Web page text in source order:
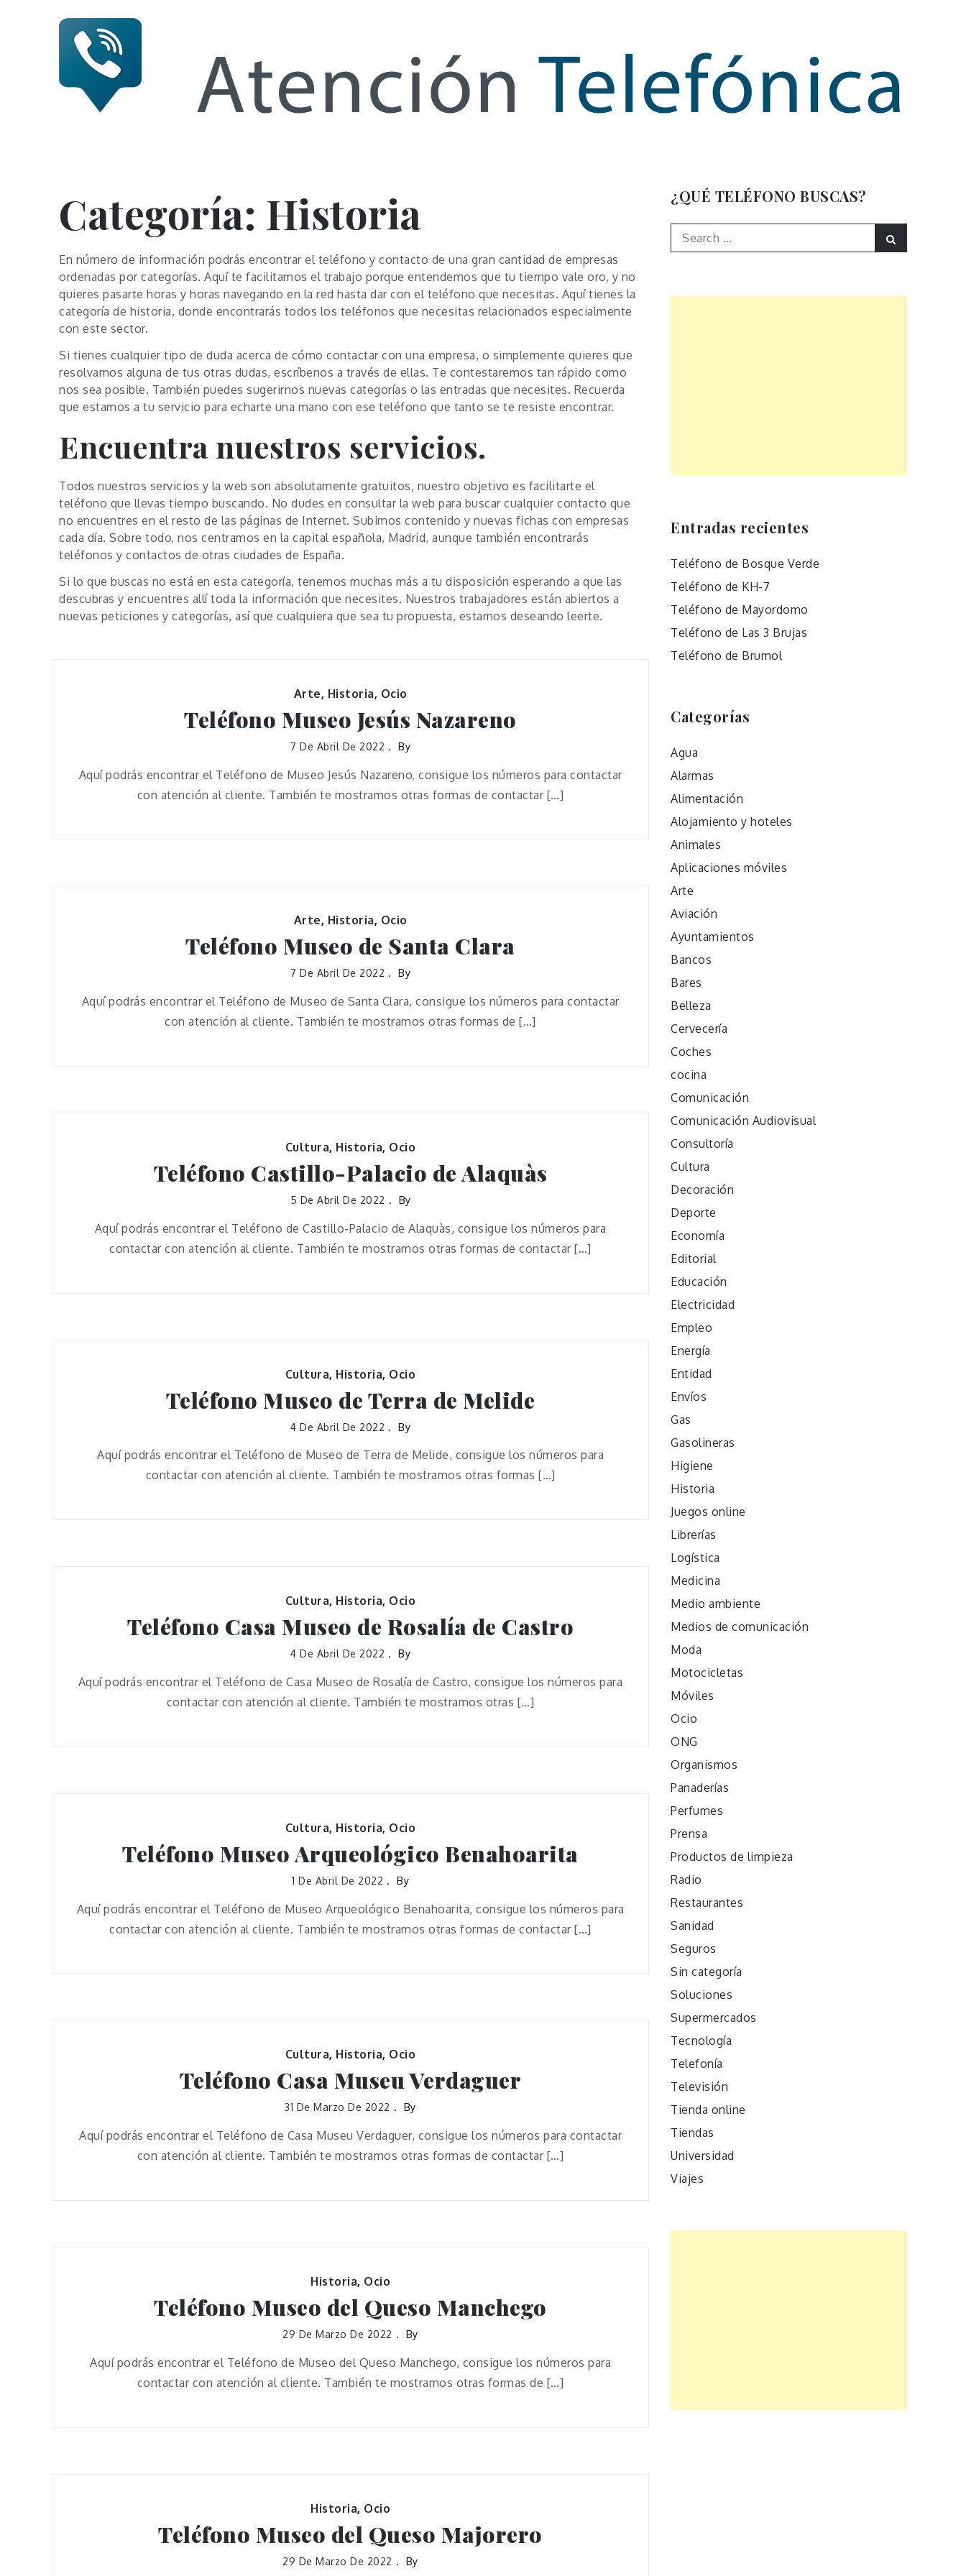
Numero de Información
Categoría: Historia
En número de información podrás encontrar el teléfono y contacto de una gran cantidad de empresas
ordenadas por categorías. Aquí te facilitamos el trabajo porque entendemos que tu tiempo vale oro, y no
quieres pasarte horas y horas navegando en la red hasta dar con el teléfono que necesitas. Aquí tienes la
categoría de historia, donde encontrarás todos los teléfonos que necesitas relacionados especialmente
con este sector.
Si tienes cualquier tipo de duda acerca de cómo contactar con una empresa, o simplemente quieres que
resolvamos alguna de tus otras dudas, escríbenos a través de ellas. Te contestaremos tan rápido como
nos sea posible. También puedes sugerirnos nuevas categorías o las entradas que necesites. Recuerda
que estamos a tu servicio para echarte una mano con ese teléfono que tanto se te resiste encontrar.
Encuentra nuestros servicios.
Todos nuestros servicios y la web son absolutamente gratuitos, nuestro objetivo es facilitarte el
teléfono que llevas tiempo buscando. No dudes en consultar la web para buscar cualquier contacto que
no encuentres en el resto de las páginas de Internet. Subimos contenido y nuevas fichas con empresas
cada día. Sobre todo, nos centramos en la capital española, Madrid, aunque también encontrarás
teléfonos y contactos de otras ciudades de España.
Si lo que buscas no está en esta categoría, tenemos muchas más a tu disposición esperando a que las
descubras y encuentres allí toda la información que necesites. Nuestros trabajadores están abiertos a
nuevas peticiones y categorías, así que cualquiera que sea tu propuesta, estamos deseando leerte.
Arte, Historia, Ocio
Teléfono Museo Jesús Nazareno
7 De Abril De 2022 By
Aquí podrás encontrar el Teléfono de Museo Jesús Nazareno, consigue los números para contactar
con atención al cliente. También te mostramos otras formas de contactar […]
Arte, Historia, Ocio
Teléfono Museo de Santa Clara
7 De Abril De 2022 By
Aquí podrás encontrar el Teléfono de Museo de Santa Clara, consigue los números para contactar
con atención al cliente. También te mostramos otras formas de […]
Cultura, Historia, Ocio
Teléfono Castillo-Palacio de Alaquàs
5 De Abril De 2022 By
Aquí podrás encontrar el Teléfono de Castillo-Palacio de Alaquàs, consigue los números para
contactar con atención al cliente. También te mostramos otras formas de contactar […]
Cultura, Historia, Ocio
Teléfono Museo de Terra de Melide
4 De Abril De 2022 By
Aquí podrás encontrar el Teléfono de Museo de Terra de Melide, consigue los números para
contactar con atención al cliente. También te mostramos otras formas […]
Cultura, Historia, Ocio
Teléfono Casa Museo de Rosalía de Castro
4 De Abril De 2022 By
Aquí podrás encontrar el Teléfono de Casa Museo de Rosalía de Castro, consigue los números para
contactar con atención al cliente. También te mostramos otras […]
Cultura, Historia, Ocio
Teléfono Museo Arqueológico Benahoarita
1 De Abril De 2022 By
Aquí podrás encontrar el Teléfono de Museo Arqueológico Benahoarita, consigue los números para
contactar con atención al cliente. También te mostramos otras formas de contactar […]
Cultura, Historia, Ocio
Teléfono Casa Museu Verdaguer
31 De Marzo De 2022 By
Aquí podrás encontrar el Teléfono de Casa Museu Verdaguer, consigue los números para contactar
con atención al cliente. También te mostramos otras formas de contactar […]
Historia, Ocio
Teléfono Museo del Queso Manchego
29 De Marzo De 2022 By
Aquí podrás encontrar el Teléfono de Museo del Queso Manchego, consigue los números para
contactar con atención al cliente. También te mostramos otras formas de […]
Historia, Ocio
Teléfono Museo del Queso Majorero
29 De Marzo De 2022 By
¿QUÉ TELÉFONO BUSCAS?
Search
for:
Entradas recientes
Teléfono de Bosque Verde
Teléfono de KH-7
Teléfono de Mayordomo
Teléfono de Las 3 Brujas
Teléfono de Brumol
Categorías
Agua
Alarmas
Alimentación
Alojamiento y hoteles
Animales
Aplicaciones móviles
Arte
Aviación
Ayuntamientos
Bancos
Bares
Belleza
Cervecería
Coches
cocina
Comunicación
Comunicación Audiovisual
Consultoría
Cultura
Decoración
Deporte
Economía
Editorial
Educación
Electricidad
Empleo
Energía
Entidad
Envíos
Gas
Gasolineras
Higiene
Historia
Juegos online
Librerías
Logística
Medicina
Medio ambiente
Medios de comunicación
Moda
Motocicletas
Móviles
Ocio
ONG
Organismos
Panaderías
Perfumes
Prensa
Productos de limpieza
Radio
Restaurantes
Sanidad
Seguros
Sin categoría
Soluciones
Supermercados
Tecnología
Telefonía
Televisión
Tienda online
Tiendas
Universidad
Viajes